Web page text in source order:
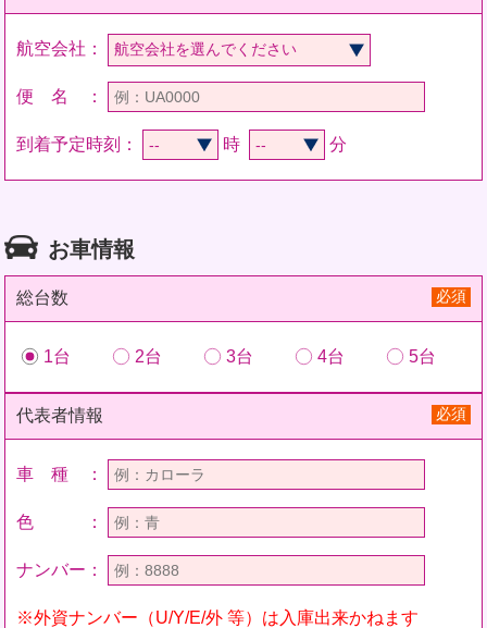
航空会社：
便 名 ：
到着予定時刻： 時 分
お車情報
総台数 必須
1台 2台 3台 4台 5台
代表者情報 必須
車 種 ：
色 ：
ナンバー：
※外資ナンバー（U/Y/E/外 等）は入庫出来かねます